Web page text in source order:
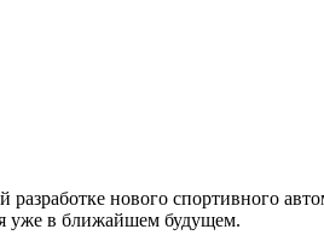
разработке нового спортивного
уже в ближайшем будущем.